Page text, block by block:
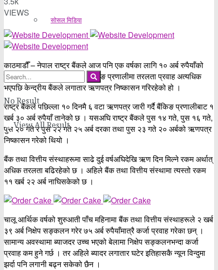
सोसल मिडिया
No Result
View All Result
VIEWS
काठमाडौँ – नेपाल राष्ट्र बैंकले आज पनि एक वर्षका लागि १० अर्ब रुपैयाँको
ऋणपत्र निष्कासन गरेको छ । बैंकिङ प्रणालीमा तरलता प्रवाह अत्यधिक
भएपछि केन्द्रीय बैंकले लगातार ऋणपत्र निष्कासन गरिरहेको हो ।
राष्ट्र बैंकले पछिल्ला १० दिनमै ६ वटा ऋणपत्र जारी गर्दै बैंकिङ प्रणालीबाट १
खर्ब ३० अर्ब रुपैयाँ तानेको छ । यसअघि राष्ट्र बैंकले पुस १४ गते, पुस १६ गते,
पुस २० गते र पुस २२ गते २५ अर्ब दरका तथा पुस २३ गते २० अर्बको ऋणपत्र
निष्कासन गरेको थियो ।
बैंक तथा वित्तीय संस्थाहरूमा साढे दुई वर्षअघिदेखि ऋण दिन मिल्ने रकम अर्थात्
अधिक तरलता बढिरहेको छ । अहिले बैंक तथा वित्तीय संस्थामा त्यस्तो रकम
११ खर्ब २२ अर्ब नाघिसकेको छ ।
चालू आर्थिक वर्षको शुरुआती पाँच महिनामा बैंक तथा वित्तीय संस्थाहरूले २ खर्ब
३९ अर्ब निक्षेप सङ्कलन गरेर ७५ अर्ब रुपैयाँमात्रै कर्जा प्रवाह गरेका छन् ।
सामान्य अवस्थामा ब्याजदर उच्च भएको बेलामा निक्षेप सङ्कलनभन्दा कर्जा
प्रवाह कम हुने गर्छ । तर अहिले ब्यादर लगातार घटेर इतिहासकै न्यून विन्दुमा
झर्दा पनि लगानी बढ्न सकेको छैन ।